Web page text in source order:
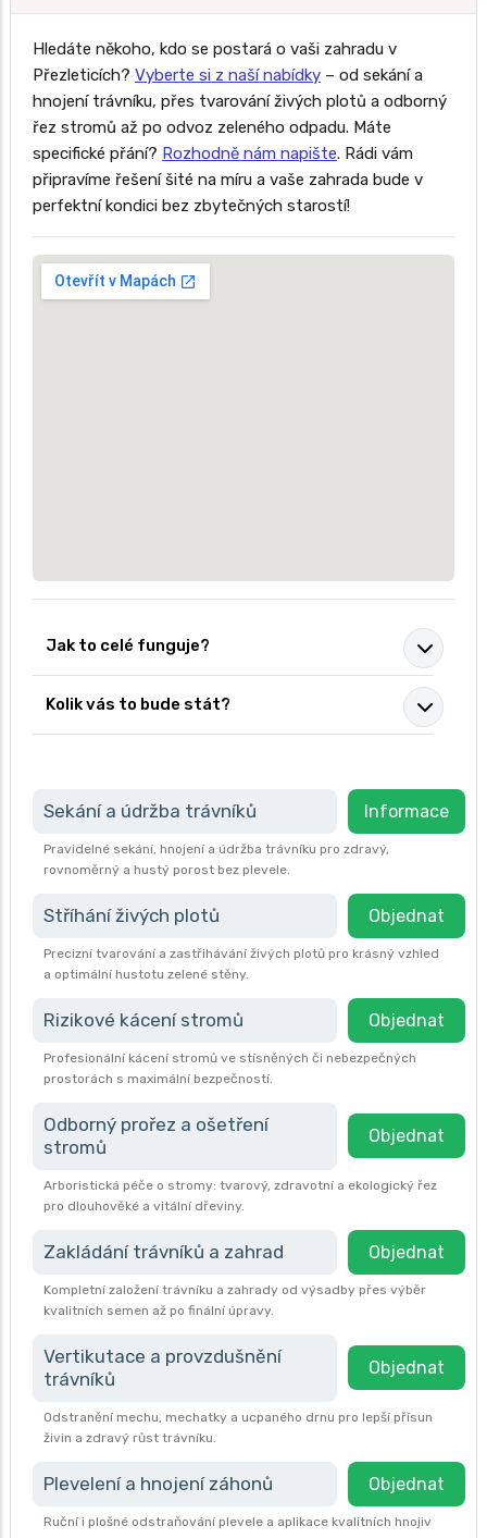
Hledáte někoho, kdo se postará o vaši zahradu v
Přezleticích? Vyberte si z naší nabídky – od sekání a
hnojení trávníku, přes tvarování živých plotů a odborný
řez stromů až po odvoz zeleného odpadu. Máte
specifické přání? Rozhodně nám napište. Rádi vám
připravíme řešení šité na míru a vaše zahrada bude v
perfektní kondici bez zbytečných starostí!
Jak to celé funguje?
Kolik vás to bude stát?
Sekání a údržba trávníků Informace
Pravidelné sekání, hnojení a údržba trávníku pro zdravý,
rovnoměrný a hustý porost bez plevele.
Stříhání živých plotů Objednat
Precizní tvarování a zastřihávání živých plotů pro krásný vzhled
a optimální hustotu zelené stěny.
Rizikové kácení stromů Objednat
Profesionální kácení stromů ve stísněných či nebezpečných
prostorách s maximální bezpečností.
Odborný prořez a ošetření
stromů
Objednat
Arboristická péče o stromy: tvarový, zdravotní a ekologický řez
pro dlouhověké a vitální dřeviny.
Zakládání trávníků a zahrad Objednat
Kompletní založení trávníku a zahrady od výsadby přes výběr
kvalitních semen až po finální úpravy.
Vertikutace a provzdušnění
trávníků
Objednat
Odstranění mechu, mechatky a ucpaného drnu pro lepší přísun
živin a zdravý růst trávníku.
Plevelení a hnojení záhonů Objednat
Ruční i plošné odstraňování plevele a aplikace kvalitních hnojiv